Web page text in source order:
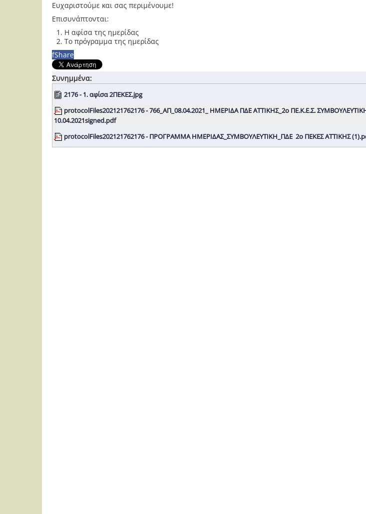
Ευχαριστούμε και σας περιμένουμε!
Επισυνάπτονται:
Η αφίσα της ημερίδας
Το πρόγραμμα της ημερίδας
fShare
Συνημμένα:
2176 - 1. αφίσα 2ΠΕΚΕΣ.jpg
protocolFiles202121762176 - 766_ΑΠ_08.04.2021_ ΗΜΕΡΙΔΑ ΠΔΕ ΑΤΤΙΚΗΣ_2ο ΠΕ.Κ.Ε.Σ.
10.04.2021signed.pdf
protocolFiles202121762176 - ΠΡΟΓΡΑΜΜΑ ΗΜΕΡΙΔΑΣ_ΣΥΜΒΟΥΛΕΥΤΙΚΗ_ΠΔΕ 2ο ΠΕΚΕΣ ΑΤΤΙΚΗΣ